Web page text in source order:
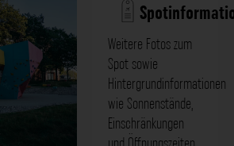
Weitere Fotos zum
Spot sowie
Hintergrundinformationen
wie Sonnenstände,
Einschränkungen